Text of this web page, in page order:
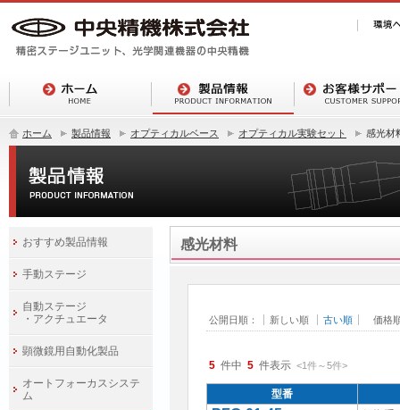
ホーム 製品情報 オプティカルベース オプティカル実験セット 感光材
感光材料
公開日順： 新しい順 古い順 価格
5 件中 5 件表示 <1件～5件>
型番
おすすめ製品情報
手動ステージ
自動ステージ
・アクチュエータ
顕微鏡用自動化製品
オートフォーカスシステ
ム